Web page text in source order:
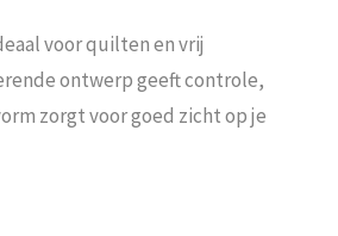
voor quilten en vrij
ontwerp geeft controle,
zorgt voor goed zicht op je